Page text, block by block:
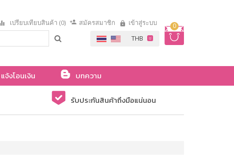
0
เปรียบเทียบสินค้า (0) สมัครสมาชิก เข้าสู่ระบบ
แจ้งโอนเงิน
บทความ
รับประกันสินค้าถึงมือแน่นอน